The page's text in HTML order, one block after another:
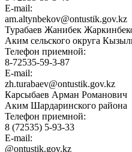
E-mail:
am.altynbekov@ontustik.gov.kz
Турабаев Жанибек
Аким сельского округа
Телефон приемной:
8-72535-59-3-87
E-mail:
zh.turabaev@ontustik.gov.kz
Карсыбаев Арман Романович
Аким Шардаринского района
Телефон приемной:
8 (72535) 5-93-33
E-mail:
@ontustik.gov.kz